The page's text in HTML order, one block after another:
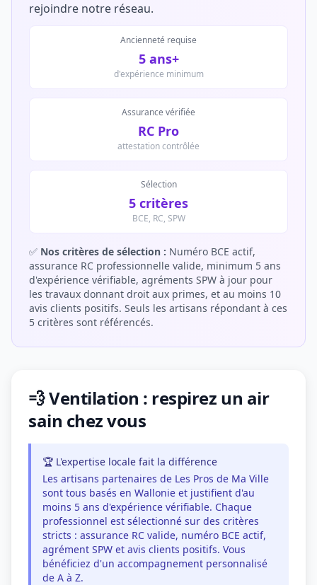
rejoindre notre réseau.
Ancienneté requise
5 ans+
d'expérience minimum
Assurance vérifiée
RC Pro
attestation contrôlée
Sélection
5 critères
BCE, RC, SPW
✅ Nos critères de sélection : Numéro BCE actif,
assurance RC professionnelle valide, minimum 5 ans
d'expérience vérifiable, agréments SPW à jour pour
les travaux donnant droit aux primes, et au moins 10
avis clients positifs. Seuls les artisans répondant à ces
5 critères sont référencés.
💨 Ventilation : respirez un air
sain chez vous
🏆 L'expertise locale fait la différence
Les artisans partenaires de Les Pros de Ma Ville
sont tous basés en Wallonie et justifient d'au
moins 5 ans d'expérience vérifiable. Chaque
professionnel est sélectionné sur des critères
stricts : assurance RC valide, numéro BCE actif,
agrément SPW et avis clients positifs. Vous
bénéficiez d'un accompagnement personnalisé
de A à Z.